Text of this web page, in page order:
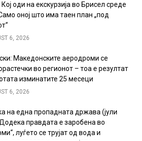
оди на екскурзија во Брисел среде
оној што има таен план „под
6, 2026
Македонските аеродроми се
во регионот – тоа е резултат
изминатите 25 месеци
6, 2026
на една пропадната држава (јули
правдата е заробена во
луѓето се трујат од вода и